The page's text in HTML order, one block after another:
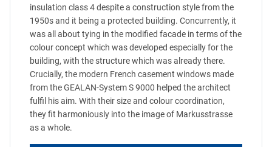
insulation class 4 despite a construction style from the
1950s and it being a protected building. Concurrently, it
was all about tying in the modified facade in terms of the
colour concept which was developed especially for the
building, with the structure which was already there.
Crucially, the modern French casement windows made
from the GEALAN-System S 9000 helped the architect
fulfil his aim. With their size and colour coordination,
they fit harmoniously into the image of Markusstrasse
as a whole.